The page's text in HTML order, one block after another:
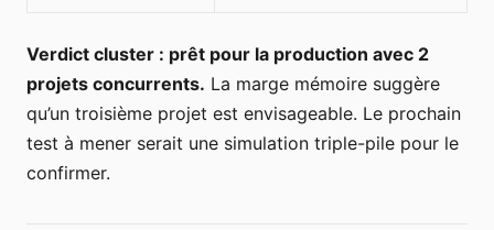
Verdict cluster : prêt pour la production avec 2
projets concurrents. La marge mémoire suggère
qu’un troisième projet est envisageable. Le prochain
test à mener serait une simulation triple-pile pour le
confirmer.